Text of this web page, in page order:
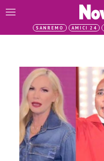
SANREMO AMICI 24